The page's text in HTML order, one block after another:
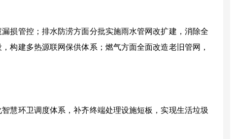
损管控；排水防涝方面分批实施雨水管网改扩建，消除全
构建多热源联网保供体系；燃气方面全面改造老旧管网，
慧环卫调度体系，补齐终端处理设施短板，实现生活垃圾